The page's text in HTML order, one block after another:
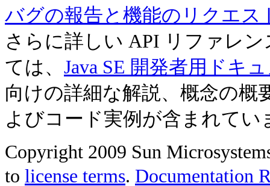
バグの報告と機能のリクエス
さらに詳しい API リファレ
ては、 Java SE 開発者用ドキ
向けの詳細な解説、概念の概
よびコード実例が含まれてい
Copyright 2009 Sun
to license terms. Documentation